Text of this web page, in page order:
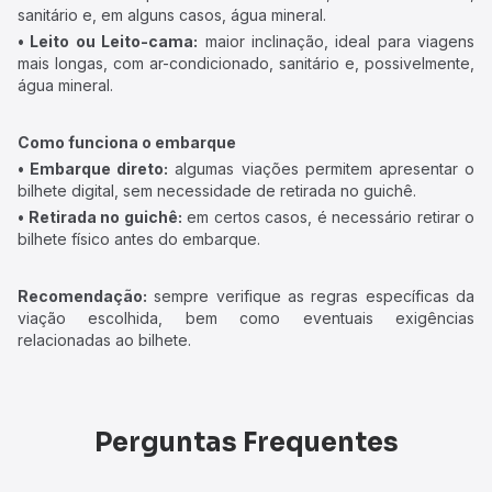
sanitário e, em alguns casos, água mineral.
• Leito ou Leito-cama: maior inclinação, ideal para viagens
mais longas, com ar-condicionado, sanitário e, possivelmente,
água mineral.
Como funciona o embarque
• Embarque direto: algumas viações permitem apresentar o
bilhete digital, sem necessidade de retirada no guichê.
• Retirada no guichê: em certos casos, é necessário retirar o
bilhete físico antes do embarque.
Recomendação: sempre verifique as regras específicas da
viação escolhida, bem como eventuais exigências
relacionadas ao bilhete.
Perguntas Frequentes